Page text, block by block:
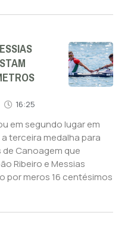
16:25
em segundo lugar em
terceira medalha para
de Canoagem que
Ribeiro e Messias
por meros 16 centésimos